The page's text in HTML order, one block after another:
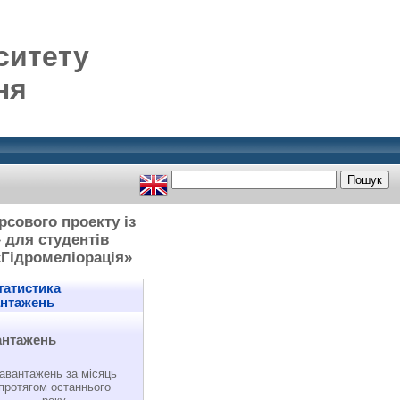
проекту із
студентів
за місяць
протягом останнього